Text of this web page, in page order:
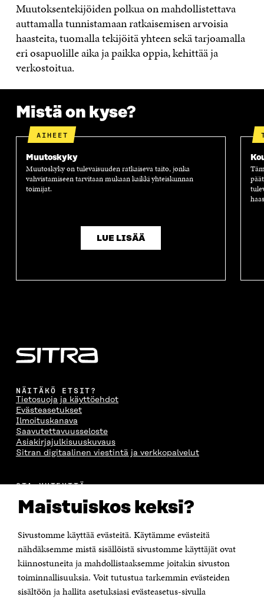
Maistuiskos keksi?
Sivustomme käyttää evästeitä. Käytämme evästeitä
nähdäksemme mistä sisällöistä sivustomme käyttäjät ovat
kiinnostuneita ja mahdollistaaksemme joitakin sivuston
toiminnallisuuksia. Voit tutustua tarkemmin evästeiden
sisältöön ja hallita asetuksiasi evästeasetus-sivulla
Muutoksentekijöiden polkua on mahdollistettava
auttamalla tunnistamaan ratkaisemisen arvoisia
haasteita, tuomalla tekijöitä yhteen sekä tarjoamalla
eri osapuolille aika ja paikka oppia, kehittää ja
verkostoitua.​
Mistä on kyse?
AIHEET
Muutoskyky
Muutoskyky on tulevaisuuden ratkaiseva taito, jonka
vahvistamiseen tarvitaan mukaan kaikki yhteiskunnan
toimijat.
LUE LISÄÄ
NÄITÄKÖ ETSIT?
Tietosuoja ja käyttöehdot
Evästeasetukset
Ilmoituskanava
Saavutettavuusseloste
Asiakirjajulkisuuskuvaus
Sitran digitaalinen viestintä ja verkkopalvelut
OTA YHTEYTTÄ
Itämerenkatu 11-13, PL 160,
00181 Helsinki
Puhelin +358 294 618 991
Sähköpostiosoite
Saapumisohjeet
Y-tunnus 0202132-3